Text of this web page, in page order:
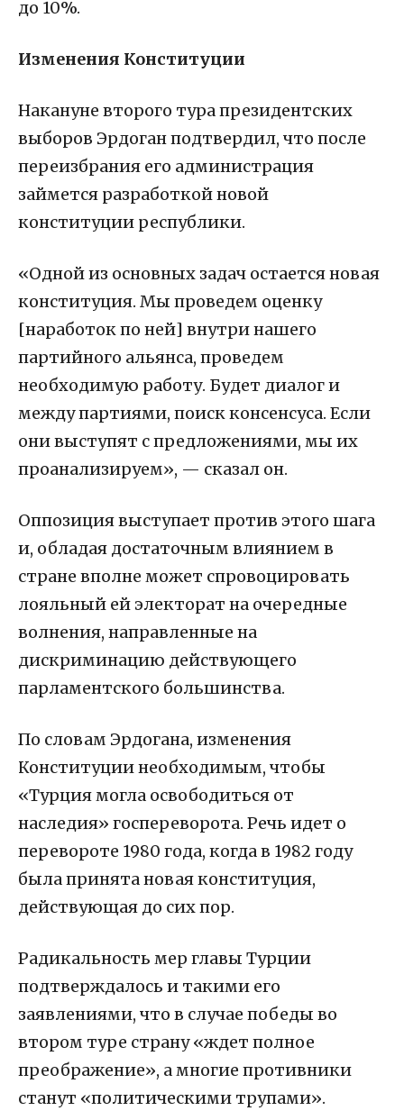
до 10%.
Изменения Конституции
Накануне второго тура президентских
выборов Эрдоган подтвердил, что после
переизбрания его администрация
займется разработкой новой
конституции республики.
«Одной из основных задач остается новая
конституция. Мы проведем оценку
[наработок по ней] внутри нашего
партийного альянса, проведем
необходимую работу. Будет диалог и
между партиями, поиск консенсуса. Если
они выступят с предложениями, мы их
проанализируем», — сказал он.
Оппозиция выступает против этого шага
и, обладая достаточным влиянием в
стране вполне может спровоцировать
лояльный ей электорат на очередные
волнения, направленные на
дискриминацию действующего
парламентского большинства.
По словам Эрдогана, изменения
Конституции необходимым, чтобы
«Турция могла освободиться от
наследия» госпереворота. Речь идет о
перевороте 1980 года, когда в 1982 году
была принята новая конституция,
действующая до сих пор.
Радикальность мер главы Турции
подтверждалось и такими его
заявлениями, что в случае победы во
втором туре страну «ждет полное
преображение», а многие противники
станут «политическими трупами».